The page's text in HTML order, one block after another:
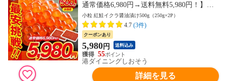
通常価格6,980円→送料無料5,980円！】小
粒 北海道加工 いくら醤油漬け 冷凍海鮮 イ
クラ醤油漬け 北海道 魚卵 魚介類 美味しい
ご飯のお供 ごはんの友 お取り寄せグルメ
贈り物 グルメ 海鮮
小粒 紅鮭イクラ醤油漬け500g（250g×2P）
4.7 (3件)
クーポンあり
5,980円 送料込み
55
港ダイニングしおそう
詳細を見る